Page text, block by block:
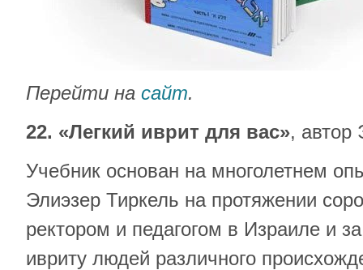
Перейти на сайт.
22. «Легкий иврит для вас», автор
Учебник основан на многолетнем
Элиэзер Тиркель на протяжении
ректором и педагогом в Израиле и
ивриту людей различного